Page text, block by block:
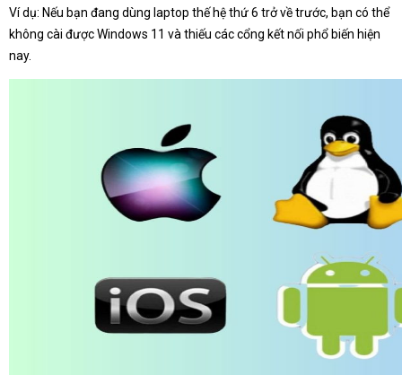
Ví dụ: Nếu bạn đang dùng laptop thế hệ thứ 6 trở về trước, bạn có thể
không cài được Windows 11 và thiếu các cổng kết nối phổ biến hiện
nay.